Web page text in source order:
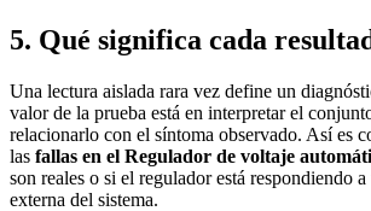
5. Qué significa cada
Una lectura aislada rara vez define un
valor de la prueba está en interpretar el
relacionarlo con el síntoma observado. Así es
las fallas en el Regulador de voltaje
son reales o si el regulador está respondiendo
externa del sistema.